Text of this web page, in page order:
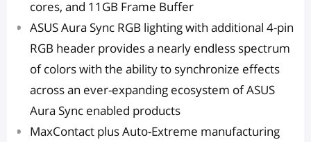
cores, and 11GB Frame Buffer
ASUS Aura Sync RGB lighting with additional 4-pin
RGB header provides a nearly endless spectrum
of colors with the ability to synchronize effects
across an ever-expanding ecosystem of ASUS
Aura Sync enabled products
MaxContact plus Auto-Extreme manufacturing